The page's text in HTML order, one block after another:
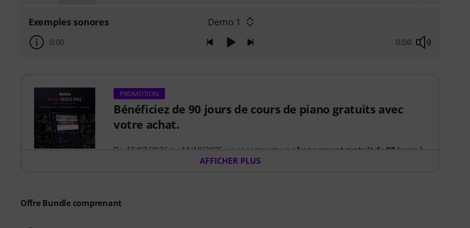
Exemples sonores Demo 1
0:00 0:00
PROMOTION
Bénéficiez de 90 jours de cours de piano gratuits avec
votre achat.
Du 15/07/2026 au 14/10/2026, vous recevrez un abonnement gratuit de 90 jours à
. Optimisez votre apprentissage du piano grâce à un parcours
Que vous débutiez ou cherchiez à vous améliorer, Pianote sur Musora vous aide à
AFFICHER PLUS
Offre Bundle comprenant